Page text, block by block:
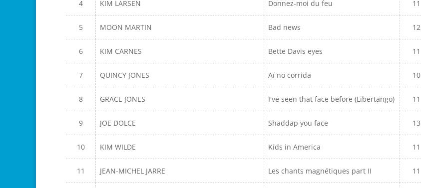
4 KIM LARSEN Donnez-moi du feu 11
5 MOON MARTIN Bad news 12
6 KIM CARNES Bette Davis eyes 11
7 QUINCY JONES Aï no corrida 10
8 GRACE JONES I've seen that face before (Libertango) 11
9 JOE DOLCE Shaddap you face 13
10 KIM WILDE Kids in America 11
11 JEAN-MICHEL JARRE Les chants magnétiques part II 11